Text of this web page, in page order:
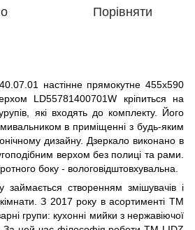
Порівняти
настінне прямокутне 455х590
LD55781400701W кріпиться на
які входять до комплекту. Його
в приміщенні з будь-яким
дизайну. Дзеркало виконано в
верхом без полиці та рами.
боку - вологовідштовхувальна.
створенням змішувачів і
З 2017 року в асортименті ТМ
групи: кухонні мийки з нержавіючої